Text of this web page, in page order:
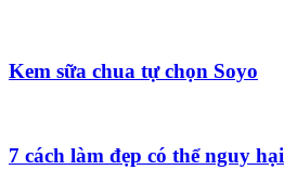
Kem sữa chua tự chọn Soyo
7 cách làm đẹp có thể nguy hại